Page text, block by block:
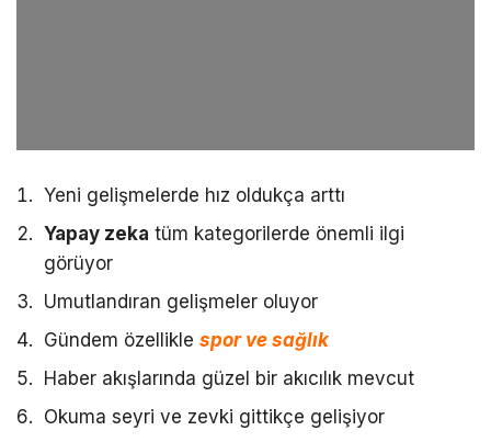
Yeni gelişmelerde hız oldukça arttı
Yapay zeka tüm kategorilerde önemli ilgi
görüyor
Umutlandıran gelişmeler oluyor
Gündem özellikle spor ve sağlık
Haber akışlarında güzel bir akıcılık mevcut
Okuma seyri ve zevki gittikçe gelişiyor